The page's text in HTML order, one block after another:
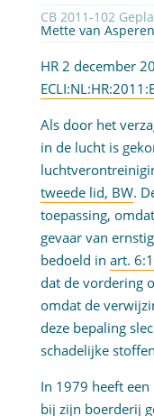
CB 2011-102
Mette van Asperen
HR 2 december
Als door het
in de lucht is
tweede lid, BW.
toepassing,
gevaar van
bedoeld in art.
dat de vordering
omdat de
deze bepaling
schadelijke
In 1979 heeft
bij zijn boerderij